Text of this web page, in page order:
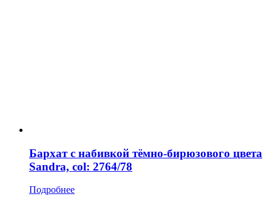
Бархат с набивкой тёмно-бирюзового цвета
Sandra, col: 2764/78
Подробнее